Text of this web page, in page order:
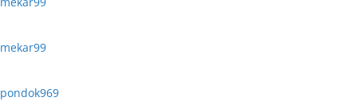
mekar99
pondok969